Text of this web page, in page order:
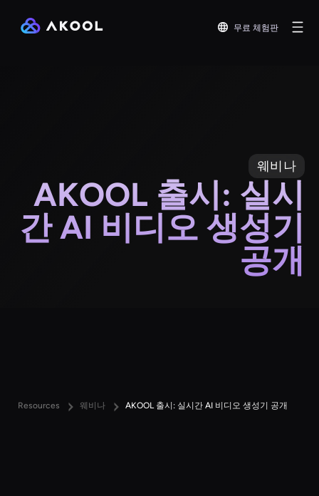
무료 체험판
웨비나
AKOOL 출시: 실시
간 AI 비디오 생성기
공개
Resources 웨비나 AKOOL 출시: 실시간 AI 비디오 생성기 공개